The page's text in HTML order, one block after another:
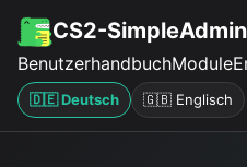
CS2-SimpleAdmin
BenutzerhandbuchModule
🇩🇪 Deutsch 🇬🇧 Englisch